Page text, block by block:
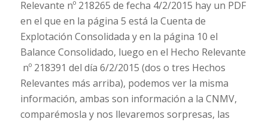
Relevante nº 218265 de fecha 4/2/2015 hay un PDF
en el que en la página 5 está la Cuenta de
Explotación Consolidada y en la página 10 el
Balance Consolidado, luego en el Hecho Relevante
nº 218391 del día 6/2/2015 (dos o tres Hechos
Relevantes más arriba), podemos ver la misma
información, ambas son información a la CNMV,
comparémosla y nos llevaremos sorpresas, las